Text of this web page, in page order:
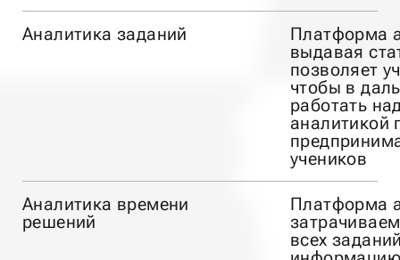
Аналитика заданий
Платформа
выдавая
позволяет
чтобы в
работать
аналитикой
учеников
Аналитика времени
решений
Платформа
всех